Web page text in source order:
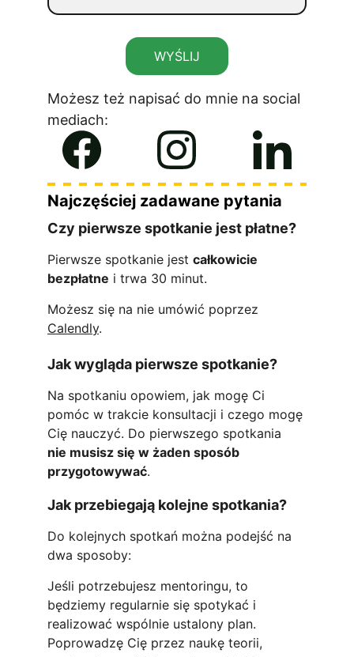
WYŚLIJ
Możesz też napisać do mnie na social
mediach:
Najczęściej zadawane pytania
Czy pierwsze spotkanie jest płatne?
Pierwsze spotkanie jest całkowicie
bezpłatne i trwa 30 minut.
Możesz się na nie umówić poprzez
Calendly.
Jak wygląda pierwsze spotkanie?
Na spotkaniu opowiem, jak mogę Ci
pomóc w trakcie konsultacji i czego mogę
Cię nauczyć. Do pierwszego spotkania
nie musisz się w żaden sposób
przygotowywać.
Jak przebiegają kolejne spotkania?
Do kolejnych spotkań można podejść na
dwa sposoby:
Jeśli potrzebujesz mentoringu, to
będziemy regularnie się spotykać i
realizować wspólnie ustalony plan.
Poprowadzę Cię przez naukę teorii,